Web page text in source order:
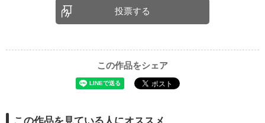
投票する
この作品をシェア